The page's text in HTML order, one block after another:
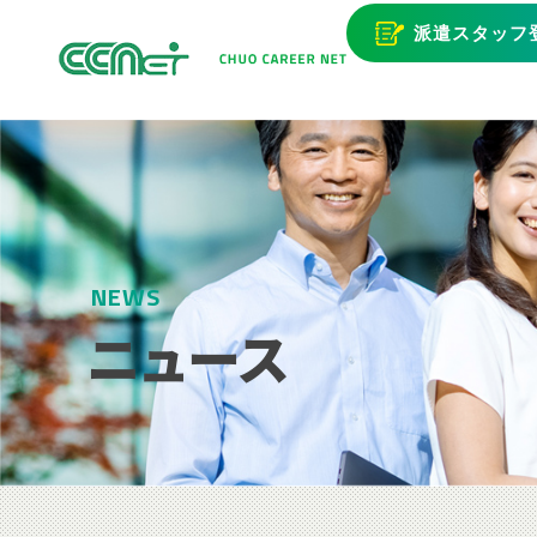
派遣スタッフ
NEWS
ニュース